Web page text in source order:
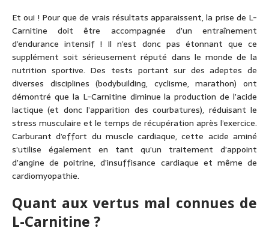
Et oui ! Pour que de vrais résultats apparaissent, la prise de L-
Carnitine doit être accompagnée d’un entraînement
d’endurance intensif ! Il n’est donc pas étonnant que ce
supplément soit sérieusement réputé dans le monde de la
nutrition sportive. Des tests portant sur des adeptes de
diverses disciplines (bodybuilding, cyclisme, marathon) ont
démontré que la L-Carnitine diminue la production de l’acide
lactique (et donc l’apparition des courbatures), réduisant le
stress musculaire et le temps de récupération après l’exercice.
Carburant d’effort du muscle cardiaque, cette acide aminé
s’utilise également en tant qu’un traitement d’appoint
d’angine de poitrine, d’insuffisance cardiaque et même de
cardiomyopathie.
Quant aux vertus mal connues de
L-Carnitine ?